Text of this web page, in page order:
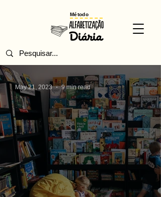
Método
May 21, 2023 9 min read